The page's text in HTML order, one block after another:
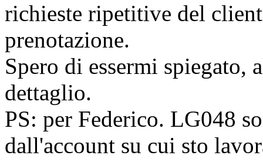
richieste ripetitive del
prenotazione.
Spero di essermi
dettaglio.
PS: per Federico. LG048
dall'account su cui sto